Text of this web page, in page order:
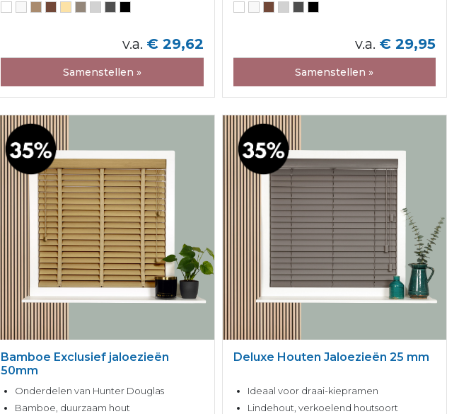
v.a. € 29,62
Samenstellen »
v.a. € 29,95
Samenstellen »
Bamboe Exclusief jaloezieën
50mm
Onderdelen van Hunter Douglas
Bamboe, duurzaam hout
Deluxe Houten Jaloezieën 25 mm
Ideaal voor draai-kiepramen
Lindehout, verkoelend houtsoort